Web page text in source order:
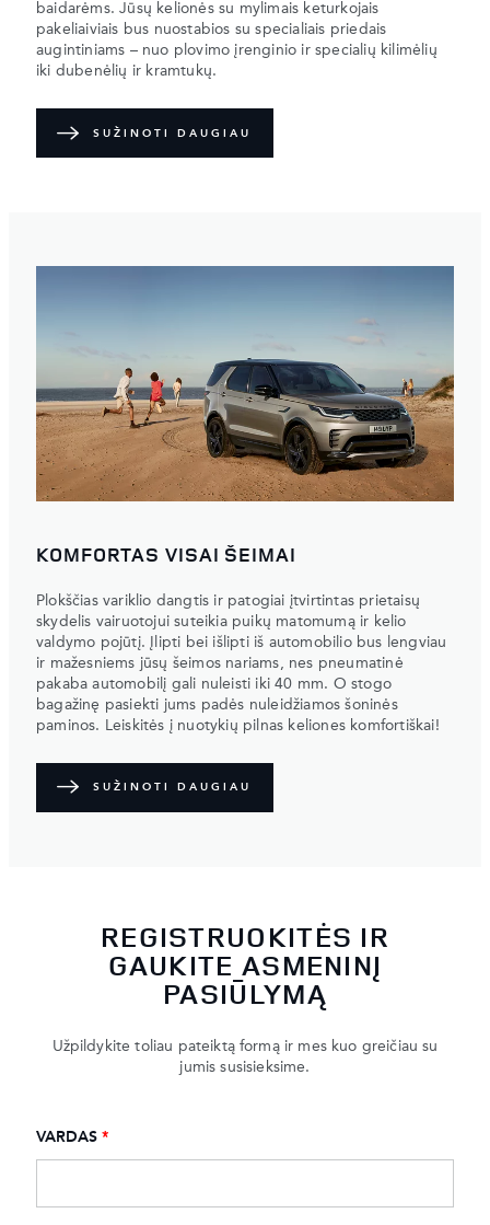
baidarėms. Jūsų kelionės su mylimais keturkojais
pakeliaiviais bus nuostabios su specialiais priedais
augintiniams – nuo plovimo įrenginio ir specialių kilimėlių
iki dubenėlių ir kramtukų.
SUŽINOTI DAUGIAU
KOMFORTAS VISAI ŠEIMAI
Plokščias variklio dangtis ir patogiai įtvirtintas prietaisų
skydelis vairuotojui suteikia puikų matomumą ir kelio
valdymo pojūtį. Įlipti bei išlipti iš automobilio bus lengviau
ir mažesniems jūsų šeimos nariams, nes pneumatinė
pakaba automobilį gali nuleisti iki 40 mm. O stogo
bagažinę pasiekti jums padės nuleidžiamos šoninės
paminos. Leiskitės į nuotykių pilnas keliones komfortiškai!
SUŽINOTI DAUGIAU
REGISTRUOKITĖS IR
GAUKITE ASMENINĮ
PASIŪLYMĄ
Užpildykite toliau pateiktą formą ir mes kuo greičiau su
jumis susisieksime.
VARDAS *